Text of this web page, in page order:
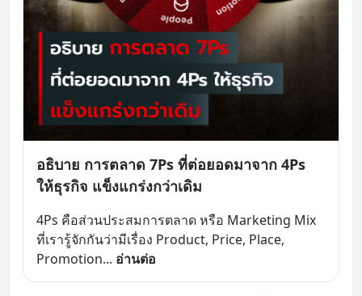
อธิบาย การตลาด 7Ps ที่ต่อยอดมาจาก 4Ps
ให้ธุรกิจ แข็งแกร่งกว่าเดิม
4Ps คือส่วนประสมการตลาด หรือ Marketing Mix
ที่เรารู้จักกันว่ามีเรื่อง Product, Price, Place,
Promotion... อ่านต่อ